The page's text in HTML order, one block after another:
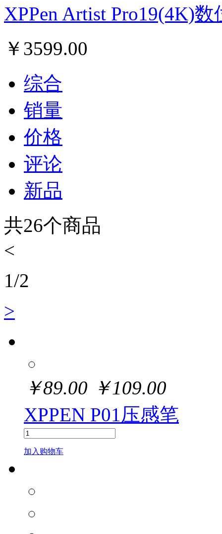
XPPen Artist Pro19(4K)
￥ 3599.00
综合
销量
价格
评论
新品
共26个商品
<
1/2
>
￥89.00 ￥109.00
XPPEN P01压感笔
加入购物车